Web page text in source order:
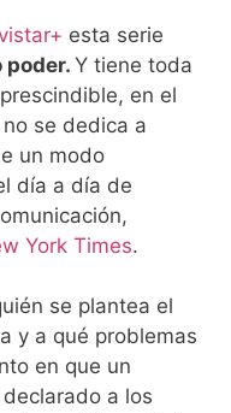
esta serie
poder. Y tiene toda
en el
se dedica a
un modo
día a día de
York Times.
se plantea el
y a qué problemas
en que un
a los